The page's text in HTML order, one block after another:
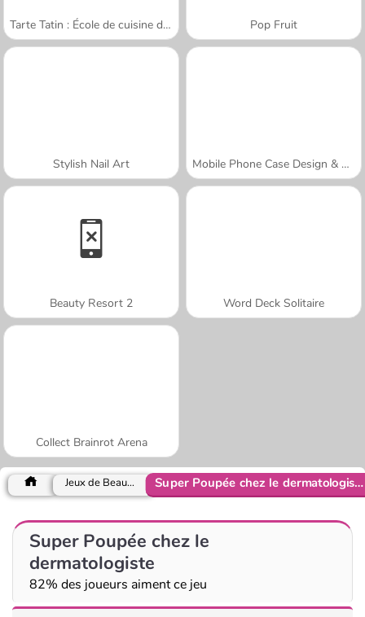
Tarte Tatin : École de cuisine de Sara Pop Fruit
Stylish Nail Art Mobile Phone Case Design & DIY
Beauty Resort 2 Word Deck Solitaire
Collect Brainrot Arena
Jeux de Beauté Super Poupée chez le dermatologiste
Super Poupée chez le
dermatologiste
82% des joueurs aiment ce jeu